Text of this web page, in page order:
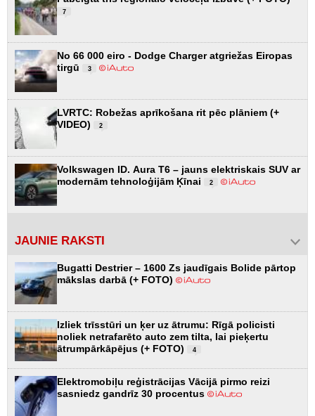
7
No 66 000 eiro - Dodge Charger atgriežas Eiropas
tirgū
3
LVRTC: Robežas aprīkošana rit pēc plāniem (+
VIDEO)
2
Volkswagen ID. Aura T6 – jauns elektriskais SUV ar
modernām tehnoloģijām Ķīnai
2
JAUNIE RAKSTI
Bugatti Destrier – 1600 Zs jaudīgais Bolide pārtop
mākslas darbā (+ FOTO)
Izliek trīsstūri un ķer uz ātrumu: Rīgā policisti
noliek netrafarēto auto zem tilta, lai pieķertu
ātrumpārkāpējus (+ FOTO)
4
Elektromobiļu reģistrācijas Vācijā pirmo reizi
sasniedz gandrīz 30 procentus